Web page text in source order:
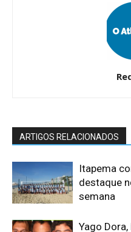
ARTIGOS RELACIONADOS
Itapema
destaque
semana
Yago